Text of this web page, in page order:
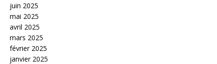
juin 2025
mai 2025
avril 2025
mars 2025
février 2025
janvier 2025